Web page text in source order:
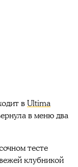
вUltima
в меню два
тесте
клубникой